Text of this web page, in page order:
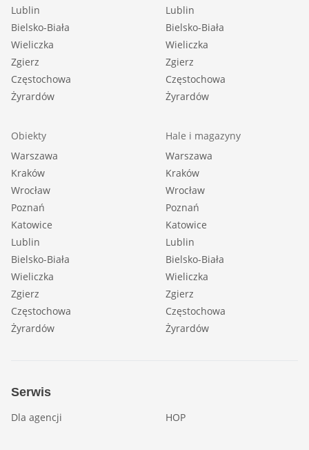
Lublin
Bielsko-Biała
Wieliczka
Zgierz
Częstochowa
Żyrardów
Lublin
Bielsko-Biała
Wieliczka
Zgierz
Częstochowa
Żyrardów
Obiekty
Warszawa
Kraków
Wrocław
Poznań
Katowice
Lublin
Bielsko-Biała
Wieliczka
Zgierz
Częstochowa
Żyrardów
Hale i magazyny
Warszawa
Kraków
Wrocław
Poznań
Katowice
Lublin
Bielsko-Biała
Wieliczka
Zgierz
Częstochowa
Żyrardów
Serwis
Dla agencji HOP